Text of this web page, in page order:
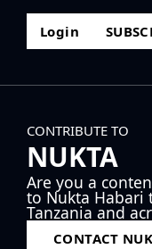
Login
CONTRIBUTE TO
NUKTA
Are you a
to Nukta Habari
Tanzania and
CONTACT